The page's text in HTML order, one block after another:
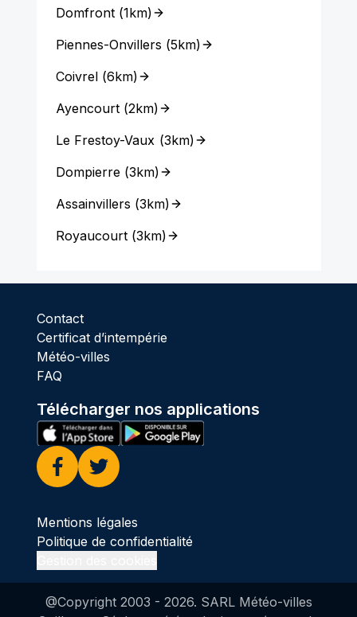
Domfront(1km)
Piennes-Onvillers (5km)
Coivrel(6km)
Ayencourt(2km)
Le Frestoy-Vaux (3km)
Dompierre(3km)
Assainvillers (3km)
Royaucourt(3km)
Contact
Certificat d’intempérie
Météo-villes
FAQ
Télécharger nos applications
Facebook
Twitter
Mentions légales
Politique de confidentialité
@Copyright 2003 - 2026. SARL Météo-villes